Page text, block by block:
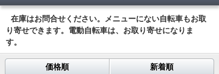
クロスバイク
マウンテンバイク
在庫はお問合せください。メニューにない自転車もお取
り寄せできます。電動自転車は、お取り寄せになりま
す。
価格順 新着順